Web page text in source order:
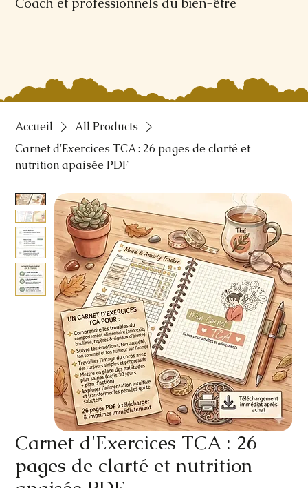
Accueil
All Products
Carnet d'Exercices TCA : 26 pages de clarté et
nutrition apaisée PDF
Carnet d'Exercices TCA : 26
pages de clarté et nutrition